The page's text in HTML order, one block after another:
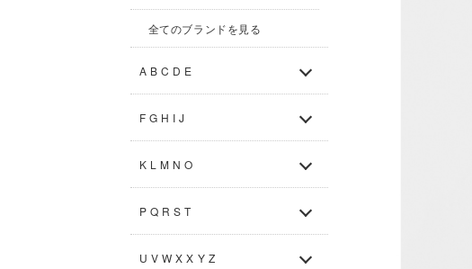
全てのブランドを見る
A B C D E
F G H I J
K L M N O
P Q R S T
U V W X X Y Z